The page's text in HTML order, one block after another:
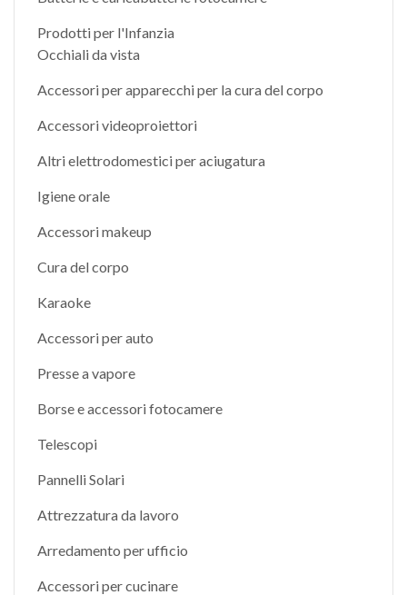
Prodotti per l'Infanzia
Occhiali da vista
Accessori per apparecchi per la cura del corpo
Accessori videoproiettori
Altri elettrodomestici per aciugatura
Igiene orale
Accessori makeup
Cura del corpo
Karaoke
Accessori per auto
Presse a vapore
Borse e accessori fotocamere
Telescopi
Pannelli Solari
Attrezzatura da lavoro
Arredamento per ufficio
Accessori per cucinare